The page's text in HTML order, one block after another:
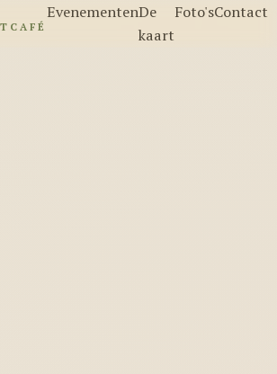
EvenementenDe
kaart
Foto'sContact